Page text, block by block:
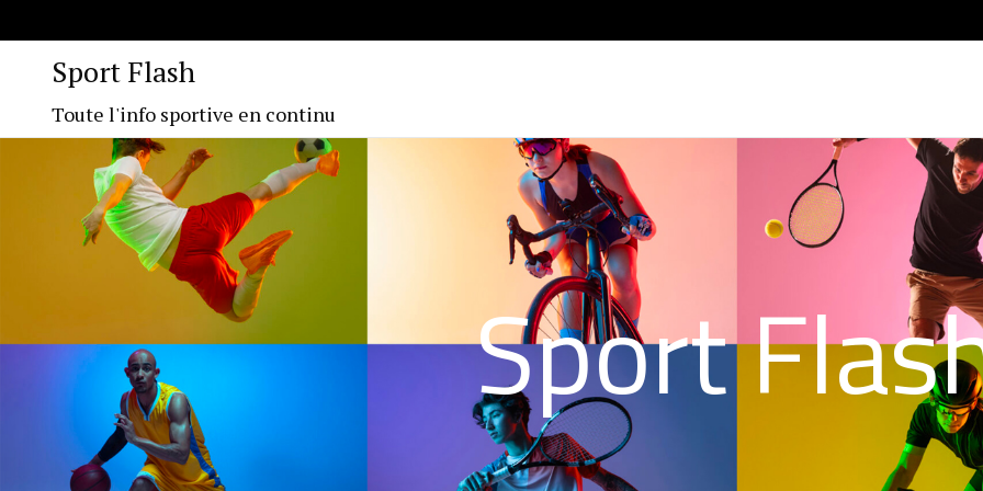
Sport Flash
Toute l'info sportive en continu
Sport